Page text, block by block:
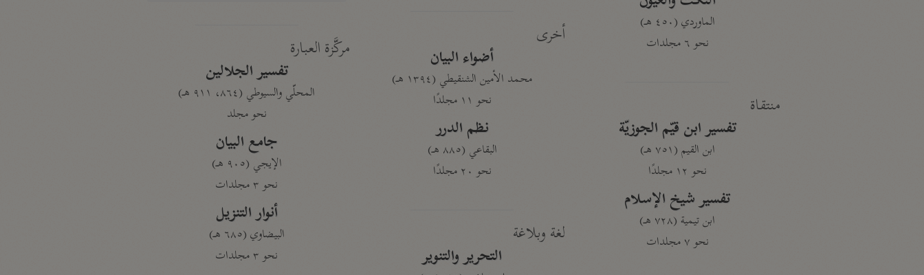
الماوردي (٤٥٠ هـ)
نحو ٦ مجلدات
منتقاة
تفسير ابن قيّم الجوزيّة
ابن القيم (٧٥١ هـ)
نحو ١٢ مجلدًا
تفسير شيخ الإسلام
ابن تيمية (٧٢٨ هـ)
نحو ٧ مجلدات
أخرى
أضواء البيان
محمد الأمين الشنقيطي (١٣٩٤ هـ)
نحو ١١ مجلدًا
نظم الدرر
البقاعي (٨٨٥ هـ)
نحو ٢٠ مجلدًا
لغة وبلاغة
التحرير والتنوير
مركَّزة العبارة
تفسير الجلالين
المحلّي والسيوطي (٨٦٤، ٩١١ هـ)
نحو مجلد
جامع البيان
الإيجي (٩٠٥ هـ)
نحو ٣ مجلدات
أنوار التنزيل
البيضاوي (٦٨٥ هـ)
نحو ٣ مجلدات